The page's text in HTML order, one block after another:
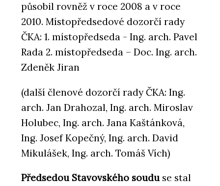
působil rovněž v roce 2008 a v roce
2010. Místopředsedové dozorčí rady
ČKA: 1. místopředseda - Ing. arch. Pavel
Rada 2. místopředseda – Doc. Ing. arch.
Zdeněk Jiran
(další členové dozorčí rady ČKA: Ing.
arch. Jan Drahozal, Ing. arch. Miroslav
Holubec, Ing. arch. Jana Kaštánková,
Ing. Josef Kopečný, Ing. arch. David
Mikulášek, Ing. arch. Tomáš Vích)
Předsedou Stavovského soudu se stal